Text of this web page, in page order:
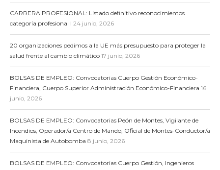
CARRERA PROFESIONAL: Listado definitivo reconocimientos
categoría profesional I 24 junio, 2026
20 organizaciones pedimos a la UE más presupuesto para proteger la
salud frente al cambio climático 17 junio, 2026
BOLSAS DE EMPLEO: Convocatorias Cuerpo Gestión Económico-
Financiera, Cuerpo Superior Administración Económico-Financiera 16
junio, 2026
BOLSAS DE EMPLEO: Convocatorias Peón de Montes, Vigilante de
Incendios, Operador/a Centro de Mando, Oficial de Montes-Conductor/a
Maquinista de Autobomba 8 junio, 2026
BOLSAS DE EMPLEO: Convocatorias Cuerpo Gestión, Ingenieros